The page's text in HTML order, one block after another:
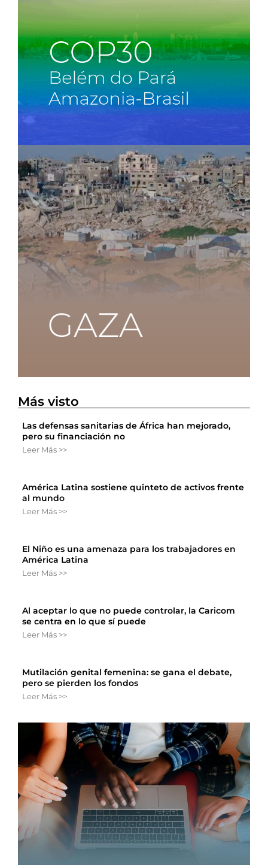
Más visto
Las defensas sanitarias de África han mejorado,
pero su financiación no
Leer Más >>
América Latina sostiene quinteto de activos frente
al mundo
Leer Más >>
El Niño es una amenaza para los trabajadores en
América Latina
Leer Más >>
Al aceptar lo que no puede controlar, la Caricom
se centra en lo que sí puede
Leer Más >>
Mutilación genital femenina: se gana el debate,
pero se pierden los fondos
Leer Más >>